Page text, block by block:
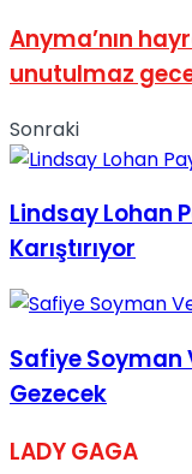
Anyma’nın
unutulmaz
Sonraki
Lindsay Lohan
Karıştırıyor
Safiye Soyman
Gezecek
LADY GAGA